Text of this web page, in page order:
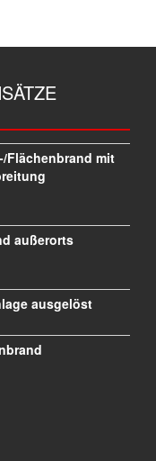
Flächenbrand mit
außerorts
ausgelöst